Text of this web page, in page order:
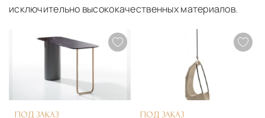
исключительно высококачественных материалов.
ПОД ЗАКАЗ ПОД ЗАКАЗ